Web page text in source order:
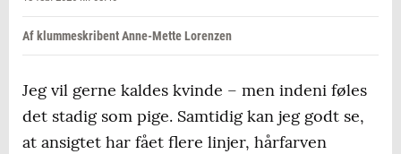
Af klummeskribent Anne-Mette Lorenzen
Jeg vil gerne kaldes kvinde – men indeni føles
det stadig som pige. Samtidig kan jeg godt se,
at ansigtet har fået flere linjer, hårfarven